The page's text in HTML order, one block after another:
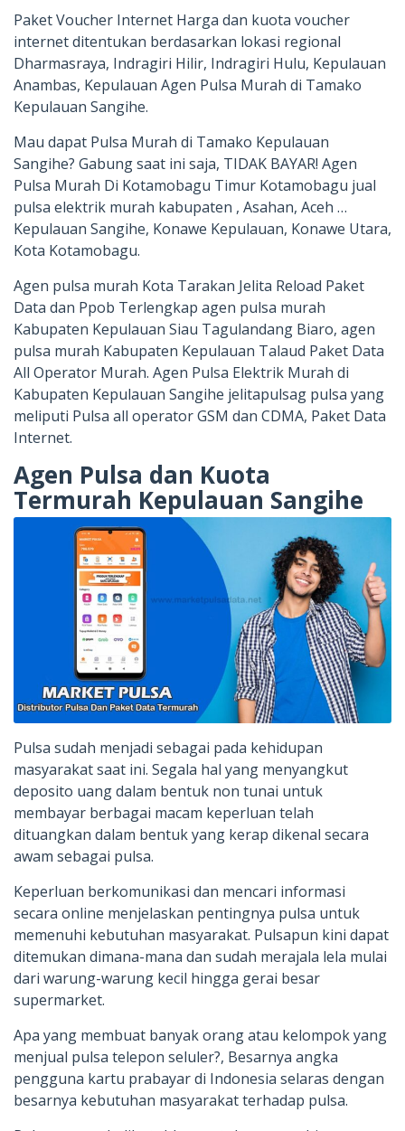
Paket Voucher Internet Harga dan kuota voucher
internet ditentukan berdasarkan lokasi regional
Dharmasraya, Indragiri Hilir, Indragiri Hulu, Kepulauan
Anambas, Kepulauan Agen Pulsa Murah di Tamako
Kepulauan Sangihe.
Mau dapat Pulsa Murah di Tamako Kepulauan
Sangihe? Gabung saat ini saja, TIDAK BAYAR! Agen
Pulsa Murah Di Kotamobagu Timur Kotamobagu jual
pulsa elektrik murah kabupaten , Asahan, Aceh …
Kepulauan Sangihe, Konawe Kepulauan, Konawe Utara,
Kota Kotamobagu.
Agen pulsa murah Kota Tarakan Jelita Reload Paket
Data dan Ppob Terlengkap agen pulsa murah
Kabupaten Kepulauan Siau Tagulandang Biaro, agen
pulsa murah Kabupaten Kepulauan Talaud Paket Data
All Operator Murah. Agen Pulsa Elektrik Murah di
Kabupaten Kepulauan Sangihe jelitapulsag pulsa yang
meliputi Pulsa all operator GSM dan CDMA, Paket Data
Internet.
Agen Pulsa dan Kuota
Termurah Kepulauan Sangihe
Pulsa sudah menjadi sebagai pada kehidupan
masyarakat saat ini. Segala hal yang menyangkut
deposito uang dalam bentuk non tunai untuk
membayar berbagai macam keperluan telah
dituangkan dalam bentuk yang kerap dikenal secara
awam sebagai pulsa.
Keperluan berkomunikasi dan mencari informasi
secara online menjelaskan pentingnya pulsa untuk
memenuhi kebutuhan masyarakat. Pulsapun kini dapat
ditemukan dimana-mana dan sudah merajala lela mulai
dari warung-warung kecil hingga gerai besar
supermarket.
Apa yang membuat banyak orang atau kelompok yang
menjual pulsa telepon seluler?, Besarnya angka
pengguna kartu prabayar di Indonesia selaras dengan
besarnya kebutuhan masyarakat terhadap pulsa.